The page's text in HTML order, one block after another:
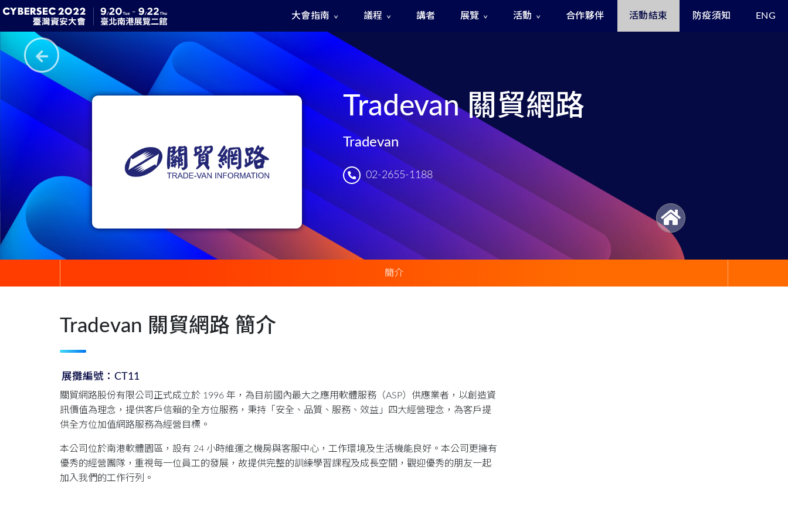
大會指南 議程 講者 展覽 活動 合作夥伴 活動結束 防疫須知 ENG
Tradevan 關貿網路
Tradevan
02-2655-1188
簡介
Tradevan 關貿網路 簡介
展攤編號：CT11
關貿網路股份有限公司正式成立於 1996 年，為目前國內最大之應用軟體服務（ASP）供應業者，以創造資
訊價值為理念，提供客戶信賴的全方位服務，秉持「安全、品質、服務、效益」四大經營理念，為客戶提
供全方位加值網路服務為經營目標。
本公司位於南港軟體園區，設有 24 小時維運之機房與客服中心，工作環境及生活機能良好。本公司更擁有
優秀的經營團隊，重視每一位員工的發展，故提供完整的訓練學習課程及成長空間，觀迎優秀的朋友一起
加入我們的工作行列。